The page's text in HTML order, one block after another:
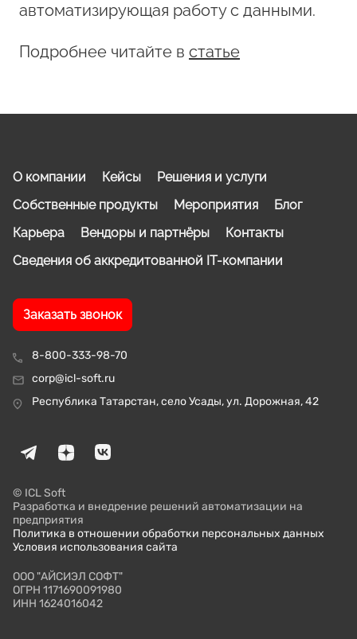
автоматизирующая работу с данными.
Подробнее читайте в статье
8-800-333-98-70
corp@icl-soft.ru
Республика Татарстан, село Усады, ул. Дорожная, 42
О компании Кейсы
Решения и услуги
Собственные продукты
Мероприятия
Блог
Карьера
Вендоры и партнёры
Контакты
Сведения об аккредитованной IT-компании
Заказать звонок
© ICL Soft
Разработка и внедрение решений автоматизации на
предприятия
Политика в отношении обработки персональных данных
Условия использования сайта
ООО "АЙСИЭЛ СОФТ"
ОГРН 1171690091980
ИНН 1624016042